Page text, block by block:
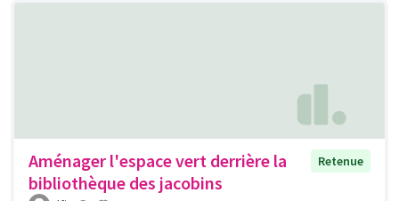
Aménager l'espace vert derrière la
bibliothèque des jacobins
Retenue